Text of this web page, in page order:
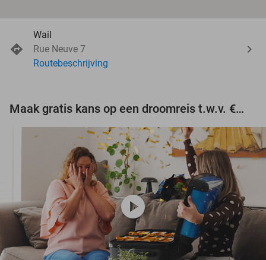
Wail
Rue Neuve 7
Routebeschrijving
Maak gratis kans op een droomreis t.w.v. €3.000!
play_circle